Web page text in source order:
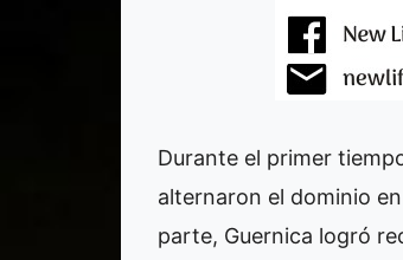
Durante el primer
alternaron el dominio
parte, Guernica logró